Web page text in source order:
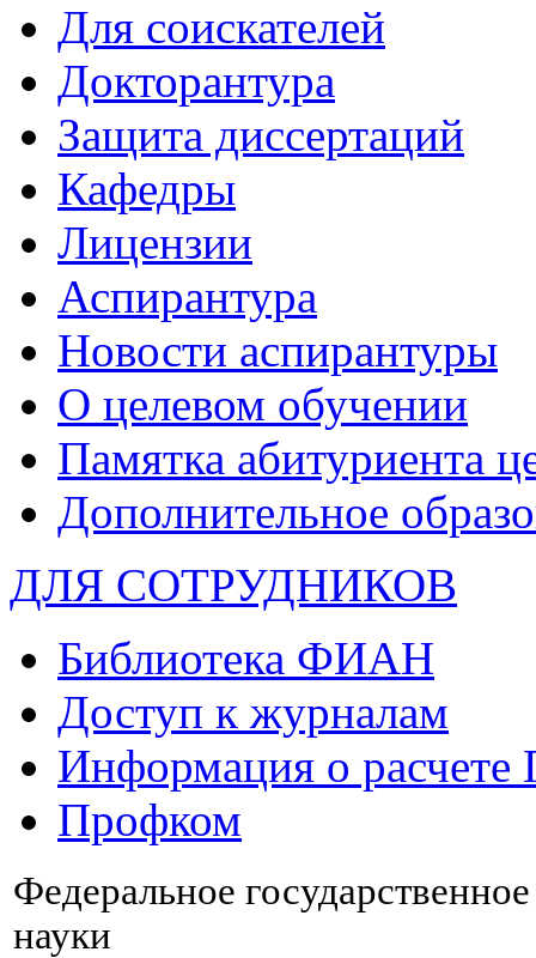
Для соискателей
Докторантура
Защита диссертаций
Кафедры
Лицензии
Аспирантура
Новости аспирантуры
О целевом обучении
Памятка абитуриента
Дополнительное
ДЛЯ СОТРУДНИКОВ
Библиотека ФИАН
Доступ к журналам
Информация о
Профком
Федеральное
науки